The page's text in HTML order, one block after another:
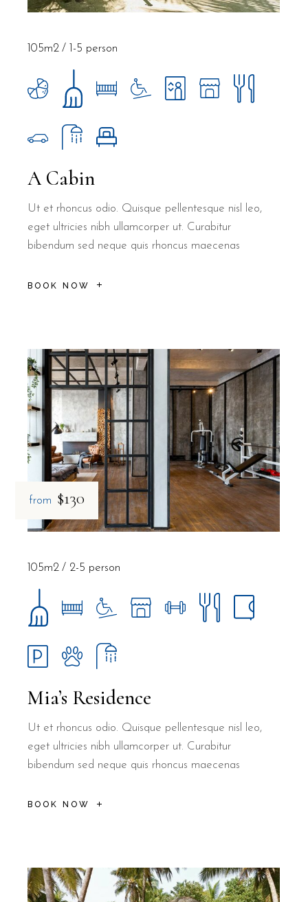
A Cabin
Ut et rhoncus odio. Quisque pellentesque nisl leo,
eget ultricies nibh ullamcorper ut. Curabitur
bibendum sed neque quis rhoncus maecenas
BOOK NOW
105m2 1-5 person
from $130
Mia’s Residence
Ut et rhoncus odio. Quisque pellentesque nisl leo,
eget ultricies nibh ullamcorper ut. Curabitur
bibendum sed neque quis rhoncus maecenas
BOOK NOW
105m2 2-5 person